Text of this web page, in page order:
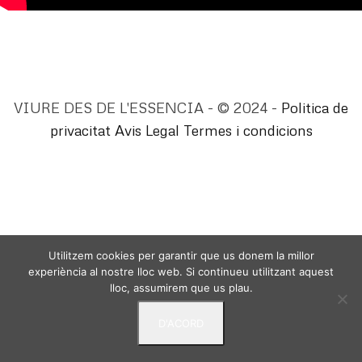
VIURE DES DE L'ESSENCIA - © 2024 - Politica de
privacitat Avis Legal Termes i condicions
Utilitzem cookies per garantir que us donem la millor
experiència al nostre lloc web. Si continueu utilitzant aquest
lloc, assumirem que us plau.